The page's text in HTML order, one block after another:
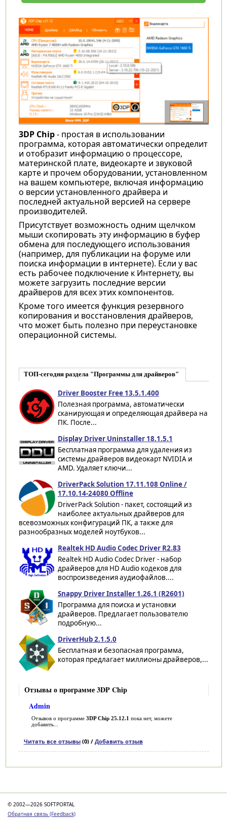
3DP Chip- простая в использовании
программа, которая автоматически определит
и отобразит информацию о процессоре,
материнской плате, видеокарте и звуковой
карте и прочем оборудовании, установленном
на вашем компьютере, включая информацию
о версии установленного драйвера и
последней актуальной версией на сервере
производителей.
Присутствует возможность одним щелчком
мыши скопировать эту информацию в буфер
обмена для последующего использования
(например, для публикации на форуме или
поиска информации в интернете). Если у вас
есть рабочее подключение к Интернету, вы
можете загрузить последние версии
драйверов для всех этих компонентов.
Кроме того имеется функция резервного
копирования и восстановления драйверов,
что может быть полезно при переустановке
операционной системы.
ТОП-сегодня раздела "Программы для драйверов"
Driver Booster Free 13.5.1.400
Полезная программа, автоматически
сканирующая и определяющая драйвера на
ПК. После...
Display Driver Uninstaller 18.1.5.1
Бесплатная программа для удаления из
системы драйверов видеокарт NVIDIA и
AMD. Удаляет ключи...
DriverPack Solution 17.11.108 Online /
17.10.14-24080 Offline
DriverPack Solution - пакет, состоящий из
наиболее актуальных драйверов для
всевозможных конфигураций ПК, а также для
разнообразных моделей ноутбуков...
Realtek HD Audio Codec Driver R2.83
Realtek HD Audio Codec Driver - набор
драйверов для HD Audio кодеков для
воспроизведения аудиофайлов....
Snappy Driver Installer 1.26.1 (R2601)
Программа для поиска и установки
драйверов. Предлагает пользователю
подробную...
DriverHub 2.1.5.0
Бесплатная и безопасная программа,
которая предлагает миллионы драйверов,...
Отзывы о программе 3DP Chip
Admin
Отзывов о программе 3DP Chip 25.12.1 пока нет, можете
добавить...
Читать все отзывы(0) / Добавить отзыв
© 2002—2026 SOFTPORTAL
Обратная связь (Feedback)